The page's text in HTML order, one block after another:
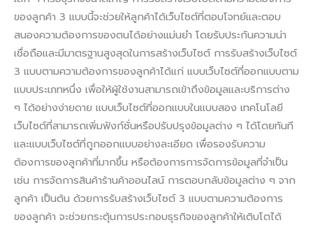
ของลูกค้า 3 แบบนี้จะช่วยให้ลูกค้าได้เว็บไซต์ที่ตอบโจทย์และตอบ
สนองความต้องการของตนได้อย่างแม่นยำ โดยรับประกันความน่า
เชื่อถือและมีมาตรฐานสูงสุดในการสร้างเว็บไซต์ การรับสร้างเว็บไซต์
3 แบบตามความต้องการของลูกค้าได้แก่ แบบเว็บไซต์ที่ออกแบบตาม
แบบประเภทหนึ่ง เพื่อให้ผู้ใช้งานสามารถเข้าถึงข้อมูลและบริการต่าง
ๆ ได้อย่างง่ายดาย แบบเว็บไซต์ที่ออกแบบในแบบสอง เทคโนโลยี
เว็บไซต์ที่สามารถเพิ่มฟังก์ชั่นหรือปรับปรุงข้อมูลต่าง ๆ ได้โดยทันที
และแบบเว็บไซต์ที่ถูกออกแบบอย่างละเอียด เพื่อรองรับความ
ต้องการของลูกค้าที่มากขึ้น หรือต้องการการจัดการข้อมูลที่จำเป็น
เช่น การจัดการสินค้าร้านค้าออนไลน์ การตอบกลับข้อมูลต่าง ๆ จาก
ลูกค้า เป็นต้น ด้วยการรับสร้างเว็บไซต์ 3 แบบตามความต้องการ
ของลูกค้า จะช่วยกระตุ้นการประกอบธุรกิจของลูกค้าให้เติบโตได้